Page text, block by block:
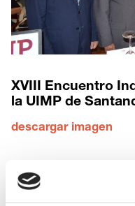
XVIII Encuentro
la UIMP de
descargar imagen